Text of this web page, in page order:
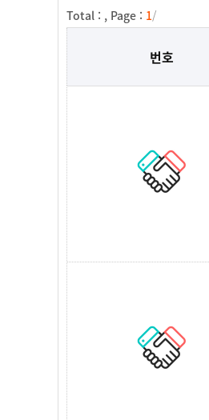
Total : , Page : 1/
번호